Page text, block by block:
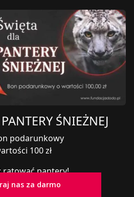
ŚNIEŻNEJ
podarunkowy
100 zł
ratować pantery!
nas za darmo